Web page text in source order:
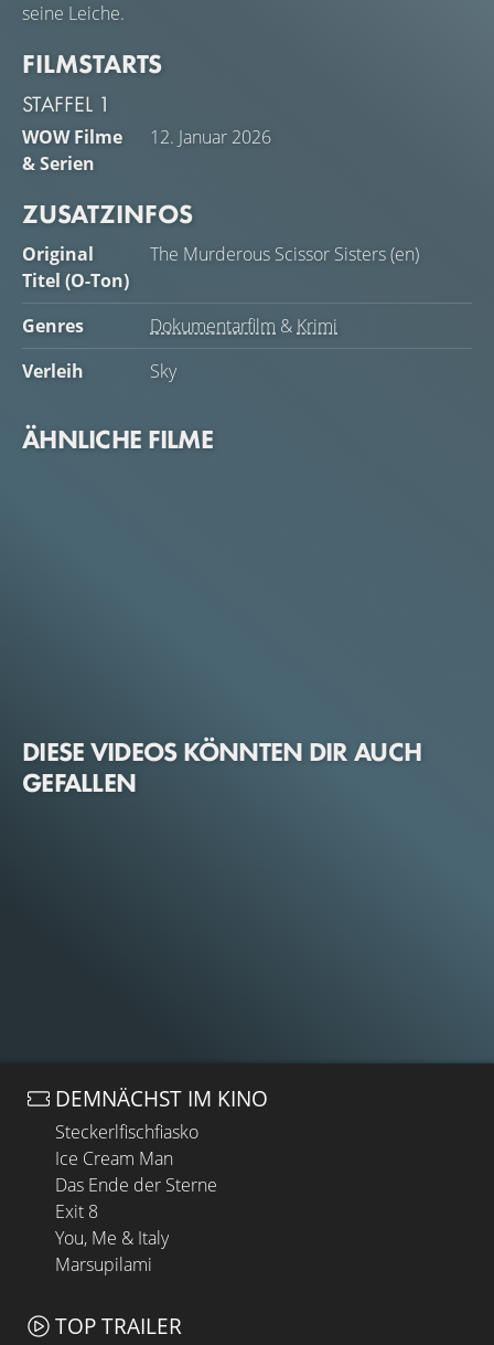
seine Leiche.
FILMSTARTS
STAFFEL 1
WOW Filme
& Serien
12. Januar 2026
ZUSATZINFOS
Original
Titel (O-Ton)
The Murderous Scissor Sisters (en)
Genres Dokumentarfilm & Krimi
Verleih
Sky
ÄHNLICHE FILME
DIESE VIDEOS KÖNNTEN DIR AUCH
GEFALLEN
DEMNÄCHST IM KINO
Steckerlfischfiasko
Ice Cream Man
Das Ende der Sterne
Exit 8
You, Me & Italy
Marsupilami
TOP TRAILER